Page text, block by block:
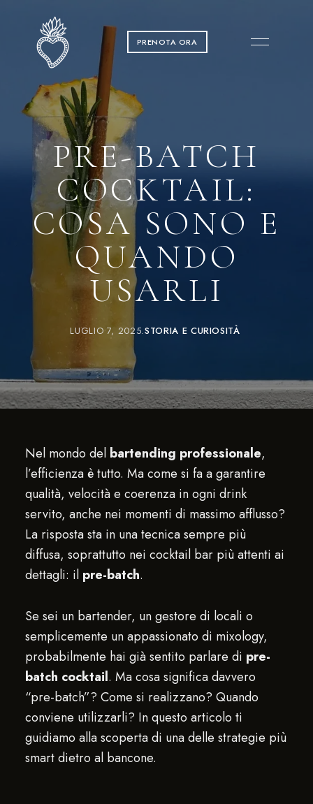
PRENOTA ORA
PRE-BATCH
COCKTAIL:
COSA SONO E
QUANDO
USARLI
LUGLIO 7, 2025 STORIA E CURIOSITÀ
Nel mondo del bartending professionale,
l’efficienza è tutto. Ma come si fa a garantire
qualità, velocità e coerenza in ogni drink
servito, anche nei momenti di massimo afflusso?
La risposta sta in una tecnica sempre più
diffusa, soprattutto nei cocktail bar più attenti ai
dettagli: il pre-batch.
Se sei un bartender, un gestore di locali o
semplicemente un appassionato di mixology,
probabilmente hai già sentito parlare di pre-
batch cocktail. Ma cosa significa davvero
“pre-batch”? Come si realizzano? Quando
conviene utilizzarli? In questo articolo ti
guidiamo alla scoperta di una delle strategie più
smart dietro al bancone.